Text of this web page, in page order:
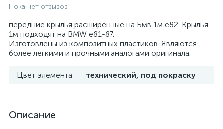
Пока нет отзывов
передние крылья расширенные на Бмв 1м е82. Крылья
1м подходят на BMW e81-87.
Изготовлены из композитных пластиков. Являются
более легкими и прочными аналогами оригинала.
Цвет элемента технический, под покраску
Описание